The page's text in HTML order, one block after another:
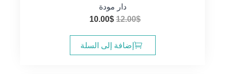
دار مودة
12.00$
السعر
هو:
12.00$.
10.00$
هو:
10.00$.
إضافة إلى السلة